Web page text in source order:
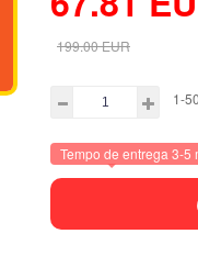
199.00EUR
1-
Tempo de entrega 3-5